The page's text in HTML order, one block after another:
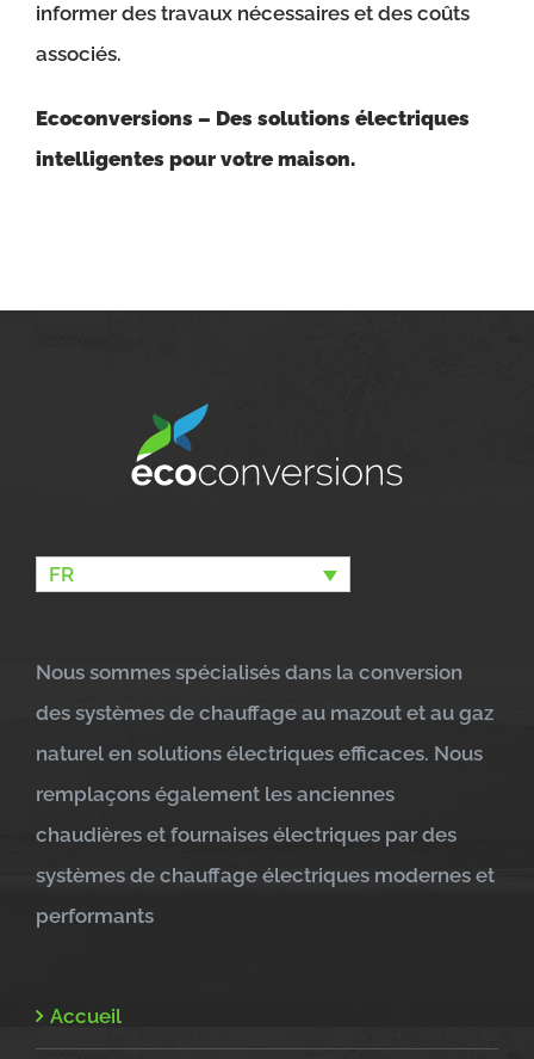
informer des travaux nécessaires et des coûts
associés.
Ecoconversions – Des solutions électriques
intelligentes pour votre maison.
FR
Nous sommes spécialisés dans la conversion
des systèmes de chauffage au mazout et au gaz
naturel en solutions électriques efficaces. Nous
remplaçons également les anciennes
chaudières et fournaises électriques par des
systèmes de chauffage électriques modernes et
performants
Accueil